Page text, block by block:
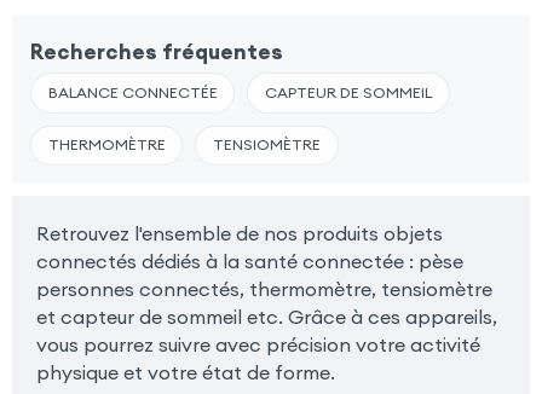
Recherches fréquentes
BALANCE CONNECTÉE CAPTEUR DE SOMMEIL
THERMOMÈTRE TENSIOMÈTRE
Retrouvez l'ensemble de nos produits objets
connectés dédiés à la santé connectée : pèse
personnes connectés, thermomètre, tensiomètre
et capteur de sommeil etc. Grâce à ces appareils,
vous pourrez suivre avec précision votre activité
physique et votre état de forme.